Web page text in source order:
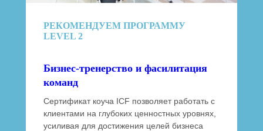
РЕКОМЕНДУЕМ ПРОГРАММУ
LEVEL 2
Бизнес-тренерство и фасилитация
команд
Сертификат коуча ICF позволяет работать с
клиентами на глубоких ценностных уровнях,
усиливая для достижения целей бизнеса